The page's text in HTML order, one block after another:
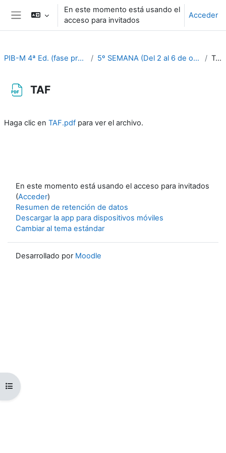
Salta al contenido principal
Panel lateral
En este momento está usando el
acceso para invitados
Acceder
Abrir índice del curso
PIB-M 4ª Ed. (fase práctica) 5º SEMANA (Del 2 al 6 de octubre) TAF
TAF
Haga clic en TAF.pdf para ver el archivo.
En este momento está usando el acceso para invitados
(Acceder)
Resumen de retención de datos
Descargar la app para dispositivos móviles
Cambiar al tema estándar
Desarrollado por Moodle